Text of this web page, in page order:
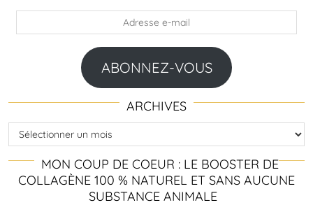
e-
ABONNEZ-VOUS
ARCHIVES
Archives
MON COUP DE COEUR : LE BOOSTER DE
COLLAGÈNE 100 % NATUREL ET SANS AUCUNE
SUBSTANCE ANIMALE